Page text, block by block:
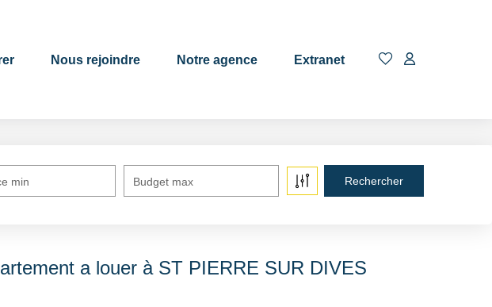
Nous rejoindre Notre agence Extranet
min Budget max
a louer à ST PIERRE SUR DIVES